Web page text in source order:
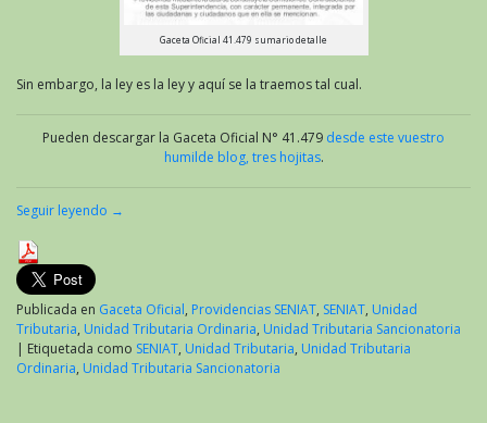
Gaceta Oficial 41.479 sumario detalle
Sin embargo, la ley es la ley y aquí se la traemos tal cual.
Pueden descargar la Gaceta Oficial N° 41.479 desde este vuestro
humilde blog, tres hojitas.
Seguir leyendo →
Publicada en Gaceta Oficial, Providencias SENIAT, SENIAT, Unidad
Tributaria, Unidad Tributaria Ordinaria, Unidad Tributaria Sancionatoria
| Etiquetada como SENIAT, Unidad Tributaria, Unidad Tributaria
Ordinaria, Unidad Tributaria Sancionatoria